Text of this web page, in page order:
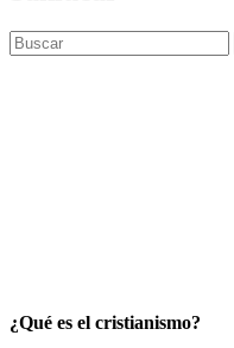
¿Qué es el cristianismo?